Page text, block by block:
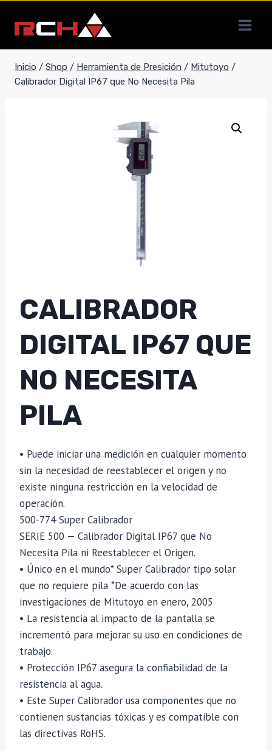
contenido
Inicio / Shop / Herramienta de Presición / Mitutoyo /
Calibrador Digital IP67 que No Necesita Pila
CALIBRADOR
DIGITAL IP67 QUE
NO NECESITA
PILA
• Puede iniciar una medición en cualquier momento
sin la necesidad de reestablecer el origen y no
existe ninguna restricción en la velocidad de
operación.
500-774 Super Calibrador
SERIE 500 — Calibrador Digital IP67 que No
Necesita Pila ni Reestablecer el Origen.
• Único en el mundo* Super Calibrador tipo solar
que no requiere pila *De acuerdo con las
investigaciones de Mitutoyo en enero, 2005
• La resistencia al impacto de la pantalla se
incrementó para mejorar su uso en condiciones de
trabajo.
• Protección IP67 asegura la confiabilidad de la
resistencia al agua.
• Este Super Calibrador usa componentes que no
contienen sustancias tóxicas y es compatible con
las directivas RoHS.